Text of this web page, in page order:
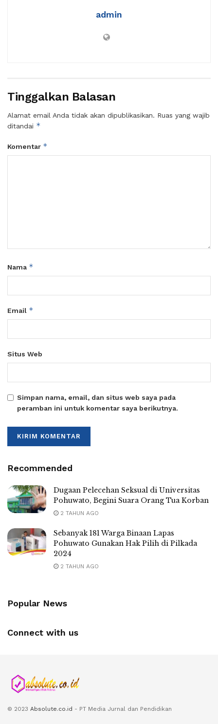
admin
Tinggalkan Balasan
Alamat email Anda tidak akan dipublikasikan. Ruas yang wajib
ditandai *
Komentar *
Nama *
Email *
Situs Web
Simpan nama, email, dan situs web saya pada
peramban ini untuk komentar saya berikutnya.
Recommended
Dugaan Pelecehan Seksual di Universitas
Pohuwato, Begini Suara Orang Tua Korban
2 TAHUN AGO
Sebanyak 181 Warga Binaan Lapas
Pohuwato Gunakan Hak Pilih di Pilkada
2024
2 TAHUN AGO
Popular News
Connect with us
© 2023 Absolute.co.id - PT Media Jurnal dan Pendidikan